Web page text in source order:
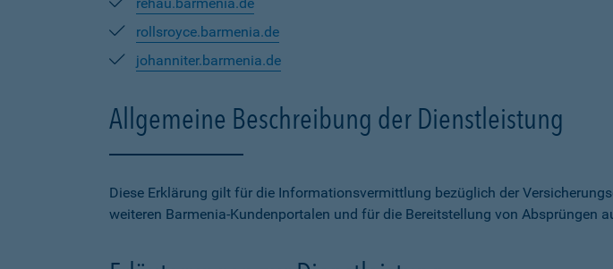
rollsroyce.barmenia.de
johanniter.barmenia.de
Allgemeine Beschreibung der Dienstleistung
Diese Erklärung gilt für die Informationsvermittlung bezüglich der
weiteren Barmenia-Kundenportalen und für die Bereitstellung von Absprüngen